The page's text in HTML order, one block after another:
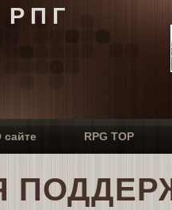
РПГ
сайте RPG TOP